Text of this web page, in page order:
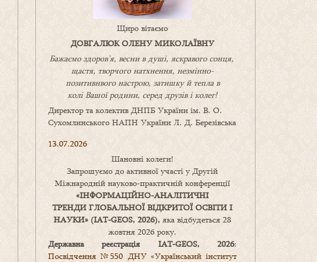
Щиро вітаємо
ДОВГАЛЮК ОЛЕНУ МИКОЛАЇВНУ
Бажаємо здоров’я, весни в душі, яскравого сонця,
щастя, творчого натхнення, незмінно-
позитивнвого настрою, затишкуйтепла в
коліВашоїродини, серед друзів і колег!
Директор та колектив ДНПБ України ім. В. О.
Сухомлинського НАПН України Л. Д. Березівська
13.07.2026
Шановні колеги!
Запрошуємо до активної участі у Другій
Міжнародній науково-практичній конференції
«ІНФОРМАЦІЙНО-АНАЛІТИЧНІ
ТРЕНДИ ГЛОБАЛЬНОЇ ВІДКРИТОЇ ОСВІТИ І
НАУКИ» (IAT-GEOS, 2026), яка відбудеться 28
жовтня 2026 року.
Державна реєстрація IAT-GEOS, 2026:
Посвідчення №550 ДНУ «Український інститут